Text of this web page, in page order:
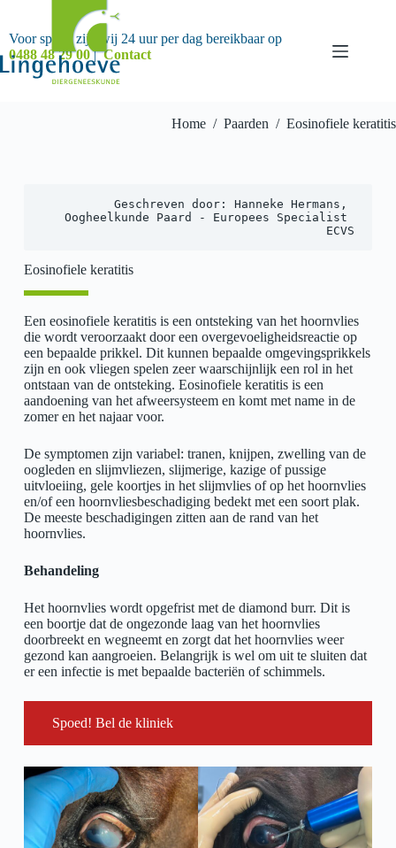
de
inhoud
Voor spoed zijn wij 24 uur per dag bereikbaar op
0488 48 29 00|Contact
Home / Paarden / Eosinofiele keratitis
Geschreven door: Hanneke Hermans,
Oogheelkunde Paard - Europees Specialist
ECVS
Eosinofiele keratitis
Een eosinofiele keratitis is een ontsteking van het hoornvlies
die wordt veroorzaakt door een overgevoeligheidsreactie op
een bepaalde prikkel. Dit kunnen bepaalde omgevingsprikkels
zijn en ook vliegen spelen zeer waarschijnlijk een rol in het
ontstaan van de ontsteking. Eosinofiele keratitis is een
aandoening van het afweersysteem en komt met name in de
zomer en het najaar voor.
De symptomen zijn variabel: tranen, knijpen, zwelling van de
oogleden en slijmvliezen, slijmerige, kazige of pussige
uitvloeiing, gele koortjes in het slijmvlies of op het hoornvlies
en/of een hoornvliesbeschadiging bedekt met een soort plak.
De meeste beschadigingen zitten aan de rand van het
hoornvlies.
Behandeling
Het hoornvlies wordt opgefrist met de diamond burr. Dit is
een boortje dat de ongezonde laag van het hoornvlies
doorbreekt en wegneemt en zorgt dat het hoornvlies weer
gezond kan aangroeien. Belangrijk is wel om uit te sluiten dat
er een infectie is met bepaalde bacteriën of schimmels.
Spoed! Bel de kliniek